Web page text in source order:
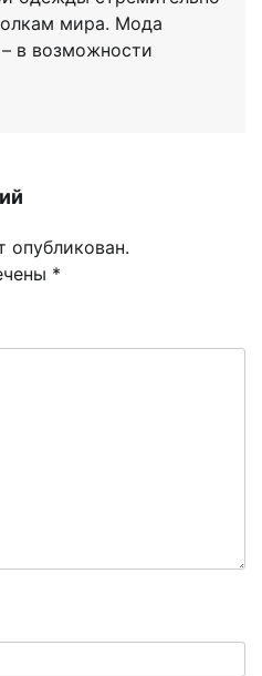
мира. Мода
в возможности
опубликован.
*